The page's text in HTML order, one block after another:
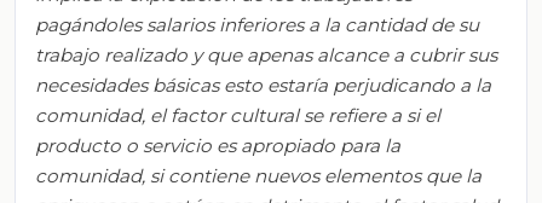
pagándoles salarios inferiores a la cantidad de su
trabajo realizado y que apenas alcance a cubrir sus
necesidades básicas esto estaría perjudicando a la
comunidad, el factor cultural se refiere a si el
producto o servicio es apropiado para la
comunidad, si contiene nuevos elementos que la